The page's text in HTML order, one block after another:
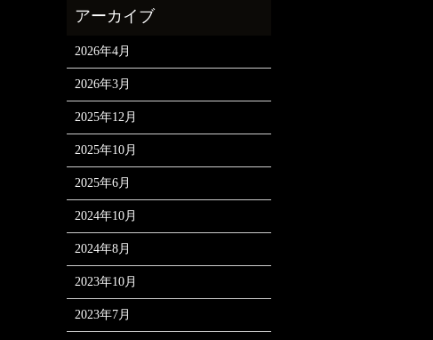
2026年4月
2026年3月
2025年12月
2025年10月
2025年6月
2024年10月
2024年8月
2023年10月
2023年7月